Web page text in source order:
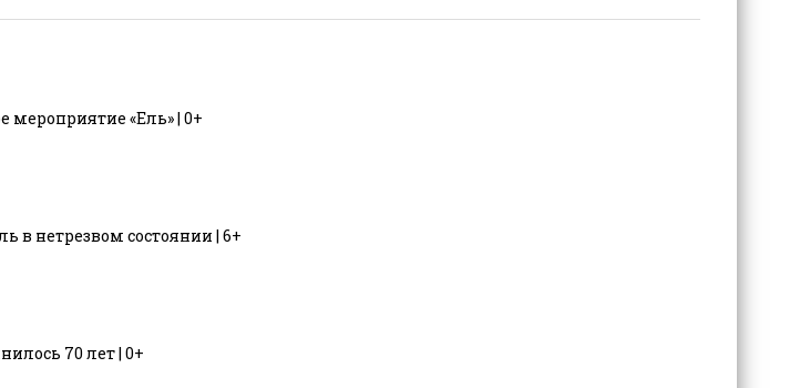
«Ель» | 0+
в нетрезвом состоянии | 6+
70 лет | 0+